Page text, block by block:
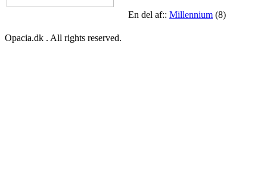
En del af:: Millennium (8)
Opacia.dk . All rights reserved.